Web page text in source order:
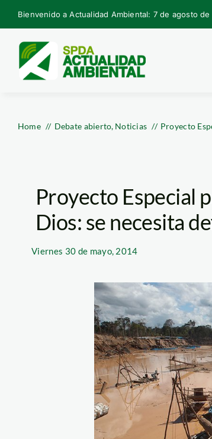
Skip
to
content
Bienvenido a Actualidad Ambiental: 7 de agosto
Home Debate abierto Noticias Proyecto
Proyecto Especial
Dios: se necesita
Viernes 30 de mayo, 2014